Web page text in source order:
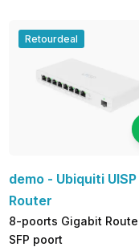
Retourdeal
demo - Ubiquiti UISP
Router
8-poorts Gigabit
SFP poort